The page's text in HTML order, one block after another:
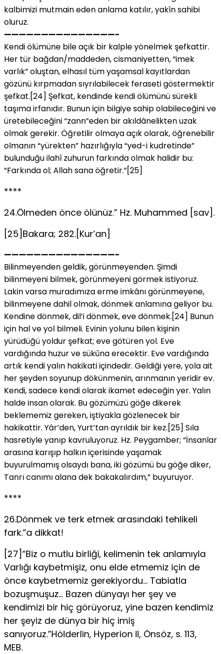
kalbimizi mutmain eden anlama katılır, yakîn sahibi
oluruz.
———————————————-
Kendi ölümüne bile açık bir kalple yönelmek şefkattir.
Her tür bağdan/maddeden, cismaniyetten, “imek
varlık” oluştan, elhasıl tüm yaşamsal kayıtlardan
gözünü kırpmadan sıyrılabilecek feraseti göstermektir
şefkat.[24] Şefkat, kendinde kendi ölümünü sürekli
taşıma irfanıdır. Bunun için bilgiye sahip olabileceğini ve
üretebileceğini “zann”eden bir akıldânelikten uzak
olmak gerekir. Öğretilir olmaya açık olarak, öğrenebilir
olmanın “yürekten” hazırlığıyla “yed-i kudretinde”
bulunduğu ilahî zuhurun farkında olmak halidir bu:
“Farkında ol; Allah sana öğretir.”[25]
****
24.Ölmeden önce ölünüz.” Hz. Muhammed [sav].
[25]Bakara; 282.[Kur’an]
———————————————-
Bilinmeyenden geldik, görünmeyenden. Şimdi
bilinmeyeni bilmek, görünmeyeni görmek istiyoruz.
Lakin varsa muradımıza erme imkânı görünmeyene,
bilinmeyene dahil olmak, dönmek anlamına geliyor bu.
Kendine dönmek, dil’i dönmek, eve dönmek.[24] Bunun
için hal ve yol bilmeli. Evinin yolunu bilen kişinin
yürüdüğü yoldur şefkat; eve götüren yol. Eve
vardığında huzur ve sükûna erecektir. Eve vardığında
artık kendi yalın hakikati içindedir. Geldiği yere, yola ait
her şeyden soyunup dökünmenin, arınmanın yeridir ev.
Kendi, sadece kendi olarak ikamet edeceğin yer. Yalın
halde insan olarak. Bu gözümüzü göğe dikerek
beklememiz gereken, iştiyakla gözlenecek bir
hakikattir. Yâr’den, Yurt’tan ayrıldık bir kez.[25] Sıla
hasretiyle yanıp kavruluyoruz. Hz. Peygamber; “İnsanlar
arasına karışıp halkın içerisinde yaşamak
buyurulmamış olsaydı bana, iki gözümü bu göğe diker,
Tanrı canımı alana dek bakakalırdım,” buyuruyor.
****
26.Dönmek ve terk etmek arasındaki tehlikeli
fark.”a dikkat!
[27]“Biz o mutlu birliği, kelimenin tek anlamıyla
Varlığı kaybetmişiz, onu elde etmemiz için de
önce kaybetmemiz gerekiyordu… Tabiatla
bozuşmuşuz… Bazen dünyayı her şey ve
kendimizi bir hiç görüyoruz, yine bazen kendimiz
her şeyiz de dünya bir hiç imiş
sanıyoruz.”Hölderlin, Hyperion II, Önsöz, s. 113,
MEB.